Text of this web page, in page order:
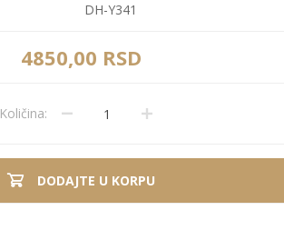
DH-Y341
4850,00 RSD
Količina:
DODAJTE U KORPU